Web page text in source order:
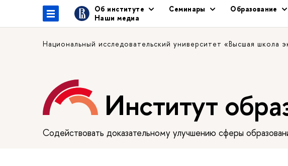
Об институте Семинары Образование
Наши медиа
Национальный исследовательский университет «Высшая школа
Институт
Содействовать доказательному улучшению сферы